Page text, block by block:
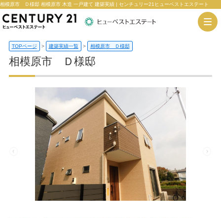
相模原市 Ｄ様邸 相模原市 木造 一戸建て 建築実績 | センチュリー21ヒューベストエステート
TOPページ > 建築実績一覧 > 相模原市 Ｄ様邸
相模原市 Ｄ様邸